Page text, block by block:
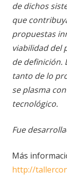
de dichos
que
propuestas
viabilidad del
de definición.
tanto de lo
se plasma
tecnológico.
Fue
Más
http://